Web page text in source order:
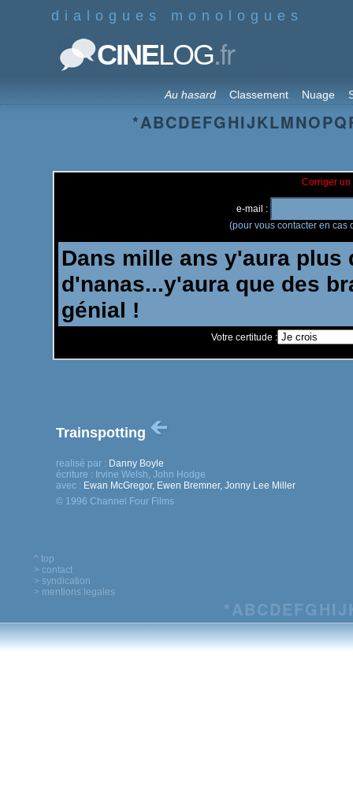
dialogues monologues
CINELOG.fr
Au hasard Classement Nuage
*ABCDEFGHIJKLMNOPQ
Corriger un
e-mail :
(pour vous contacter en cas
Votre certitude :
Trainspotting
realisé par : Danny Boyle
écriture : Irvine Welsh, John Hodge
avec : Ewan McGregor, Ewen Bremner, Jonny Lee Miller
© 1996 Channel Four Films
^ top
> contact
> syndication
> mentions legales
*ABCDEFG HIJ